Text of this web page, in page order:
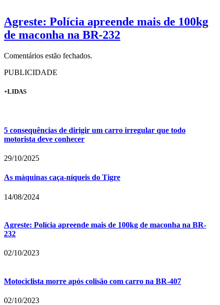
Agreste: Polícia apreende mais de 100kg
de maconha na BR-232
Comentários estão fechados.
PUBLICIDADE
+LIDAS
5 consequências de dirigir um carro irregular que todo
motorista deve conhecer
29/10/2025
As máquinas caça-níqueis do Tigre
14/08/2024
Agreste: Polícia apreende mais de 100kg de maconha na BR-
232
02/10/2023
Motociclista morre após colisão com carro na BR-407
02/10/2023